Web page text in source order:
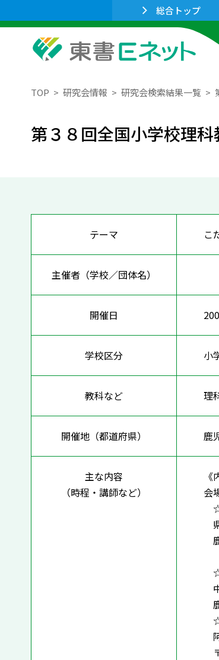
総合トップ
TOP 研究会情報 研究会検索結果一覧
第３８回全国小学校理
テーマ こ
主催者（学校／団体名）
開催日
学校区分 小
教科など
開催地（都道府県） 鹿
主な内容
（時程・講師など）
会
☆
☆
☆